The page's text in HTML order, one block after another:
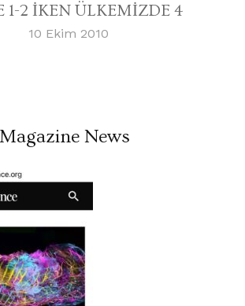
1-2 İKEN ÜLKEMİZDE 4
10 Ekim 2010
News